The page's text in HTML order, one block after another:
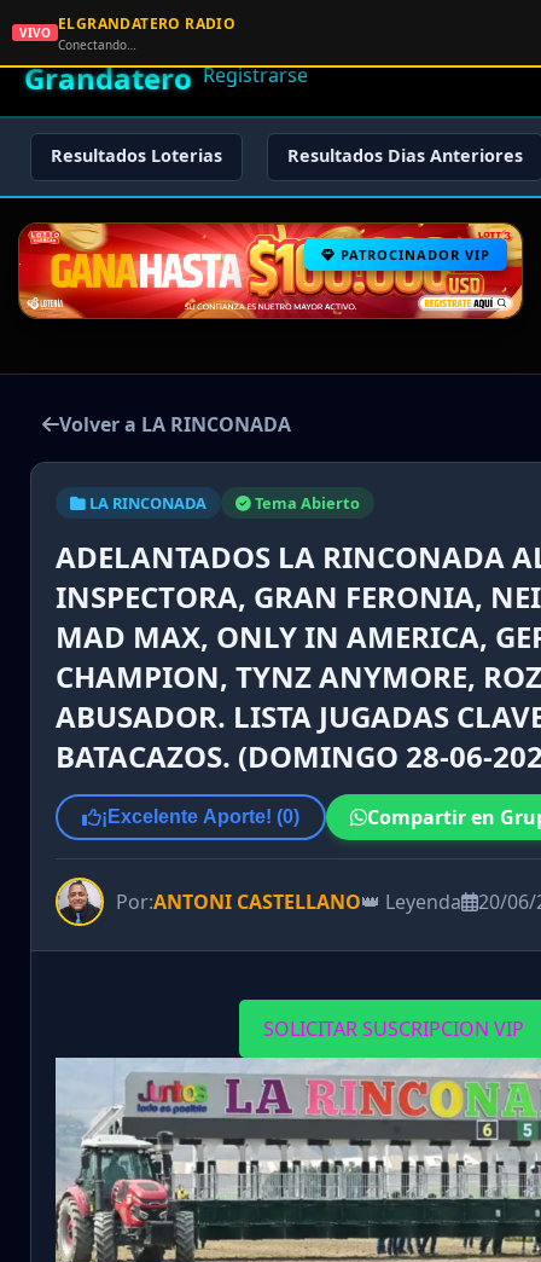
🌟 El
Grandatero Registrarse
Resultados Loterias Resultados Dias Anteriores
PATROCINADOR VIP
Volver a LA RINCONADA
LA RINCONADA Tema Abierto
ADELANTADOS LA RINCONADA
INSPECTORA, GRAN FERONIA,
MAD MAX, ONLY IN AMERICA,
CHAMPION, TYNZ ANYMORE,
ABUSADOR. LISTA JUGADAS
BATACAZOS. (DOMINGO 28-06-
¡Excelente Aporte! (0) Compartir en
Por:ANTONI CASTELLANO👑 Leyenda 20/06/
SOLICITAR SUSCRIPCION VIP
VIVO ELGRANDATERO RADIO
Conectando…